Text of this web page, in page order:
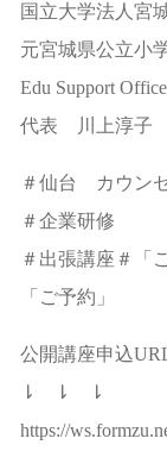
国立大学法人宮
元宮城県公立小
Edu Support Office
代表 川上淳子
＃仙台 カウン
＃企業研修
＃出張講座＃「
「ご予約」
公開講座申込
⇂ ⇂ ⇂
https://